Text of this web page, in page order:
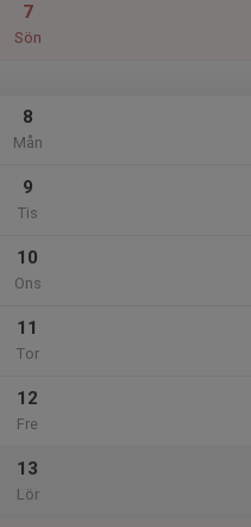
7
Sön
8
Mån
9
Tis
10
Ons
11
Tor
12
Fre
13
Lör